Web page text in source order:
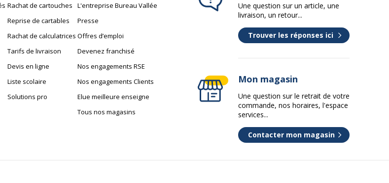
Rachat de cartouches
Reprise de cartables
Rachat de calculatrices
Tarifs de livraison
Devis en ligne
Liste scolaire
Solutions pro
L'entreprise Bureau Vallée
Presse
Offres d’emploi
Devenez franchisé
Nos engagements RSE
Nos engagements Clients
Elue meilleure enseigne
Tous nos magasins
Une question sur un article, une
livraison, un retour...
Trouver les réponses ici
Mon magasin
Une question sur le retrait de votre
commande, nos horaires, l'espace
services...
Contacter mon magasin